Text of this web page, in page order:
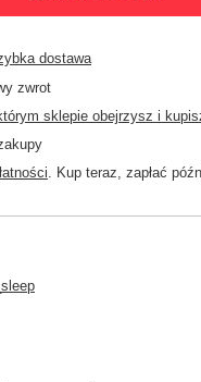
dostawa
zwrot
sklepie obejrzysz i
. Kup teraz, zapłać